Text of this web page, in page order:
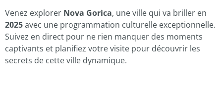
Venez explorer Nova Gorica, une ville qui va briller en
2025avec une programmation culturelle exceptionnelle.
Suivez en direct pour ne rien manquer des moments
captivants et planifiez votre visite pour découvrir les
secrets de cette ville dynamique.